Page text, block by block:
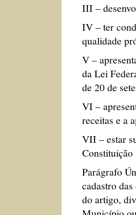
III –
IV – ter
qualidade
V –
da Lei
de 20 de
VI –
receitas e a
VII – estar
Constituição
Parágrafo
cadastro
do artigo,